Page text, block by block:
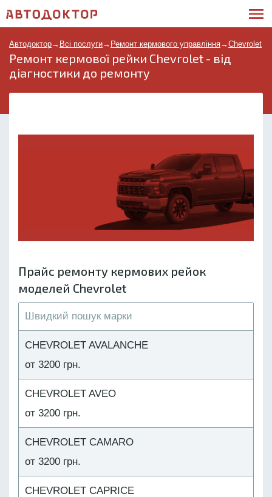
Автодоктор→ Всі послуги→ Ремонт кермового управління→Chevrolet
Ремонт кермової рейки Chevrolet - від
діагностики до ремонту
Прайс ремонту кермових рейок
моделей Chevrolet
CHEVROLET AVALANCHE
от 3200 грн.
CHEVROLET AVEO
от 3200 грн.
CHEVROLET CAMARO
от 3200 грн.
CHEVROLET CAPRICE